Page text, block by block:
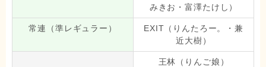
みきお・富澤たけし）
常連（準レギュラー）
EXIT（りんたろー。・兼
近大樹）
王林（りんご娘）